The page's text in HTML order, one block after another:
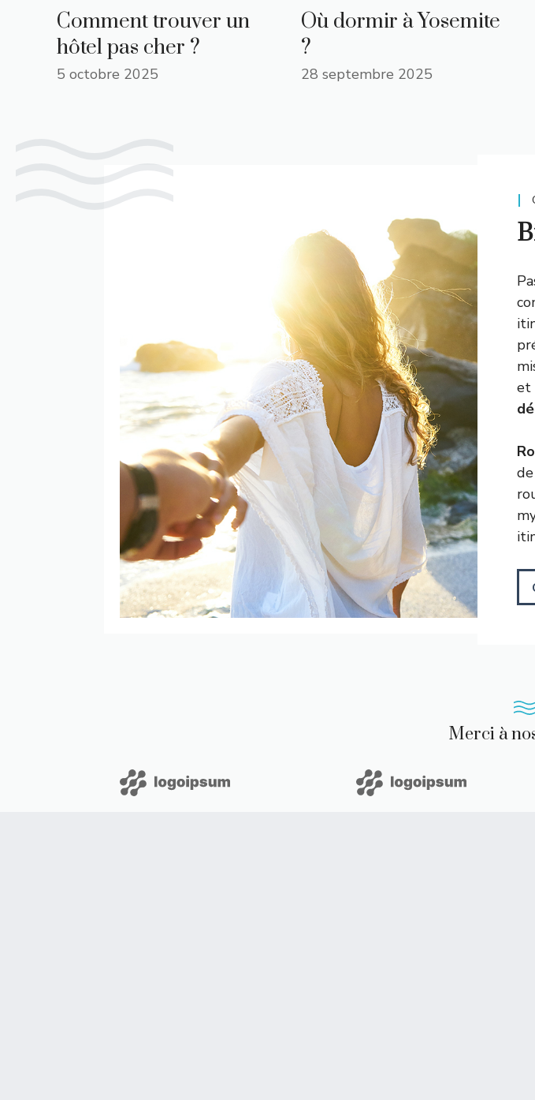
Comment trouver un
hôtel pas cher ?
5 octobre 2025
Où dormir à Yosemite
?
28 septembre 2025
et
Merci à